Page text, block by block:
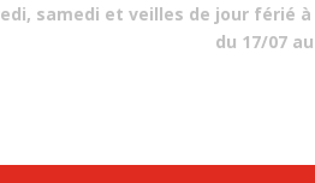
samedi et veilles de jour férié
du 17/07